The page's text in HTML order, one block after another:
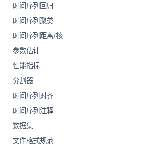
时间序列回归
时间序列聚类
时间序列距离/核
参数估计
性能指标
分割器
时间序列对齐
时间序列注释
数据集
文件格式规范